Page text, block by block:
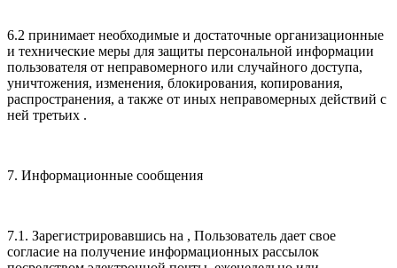
6.2 принимает необходимые и достаточные организационные
и технические меры для защиты персональной информации
пользователя от неправомерного или случайного доступа,
уничтожения, изменения, блокирования, копирования,
распространения, а также от иных неправомерных действий с
ней третьих .
7. Информационные сообщения
7.1. Зарегистрировавшись на , Пользователь дает свое
согласие на получение информационных рассылок